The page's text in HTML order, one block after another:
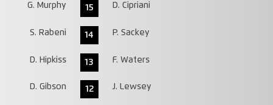
G. Murphy 15 D. Cipriani
S. Rabeni 14 P. Sackey
D. Hipkiss 13 F. Waters
D. Gibson 12 J. Lewsey